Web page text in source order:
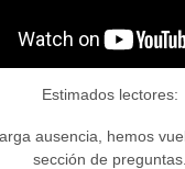
Estimados lectores:
ausencia, hemos
sección de preguntas.